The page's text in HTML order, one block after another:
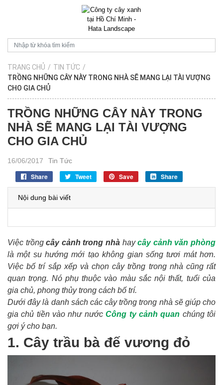
TRANG CHỦ / TIN TỨC /
TRỒNG NHỮNG CÂY NÀY TRONG NHÀ SẼ MANG LẠI TÀI VƯỢNG
CHO GIA CHỦ
TRỒNG NHỮNG CÂY NÀY TRONG
NHÀ SẼ MANG LẠI TÀI VƯỢNG
CHO GIA CHỦ
16/06/2017 Tin Tức
Share Tweet Save Share
Nội dung bài viết
Việc trồngcây cảnh trong nhà haycây cảnh văn phòng
là một su hướng mới tạo không gian sống tươi mát hơn.
Việc bố trí sắp xếp và chọn cây trồng trong nhà cũng rất
quan trọng. Nó phụ thuộc vào màu sắc nội thất, tuổi của
gia chủ, phong thủy trong cách bố trí.
Dưới đây là danh sách các cây trồng trong nhà sẽ giúp cho
gia chủ tiền vào như nướcCông ty cảnh quan chúng tôi
gợi ý cho bạn.
1. Cây trầu bà đế vương đỏ